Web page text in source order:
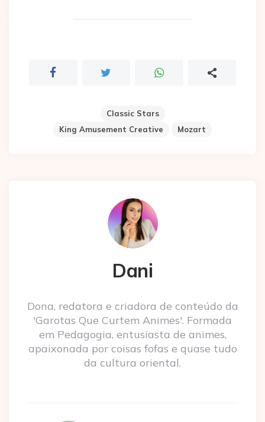
Classic Stars
King Amusement Creative
Mozart
Dani
Dona, redatora e criadora de conteúdo da
'Garotas Que Curtem Animes'. Formada
em Pedagogia, entusiasta de animes,
apaixonada por coisas fofas e quase tudo
da cultura oriental.